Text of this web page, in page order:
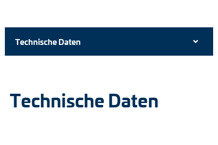
Technische Daten
Technische Daten